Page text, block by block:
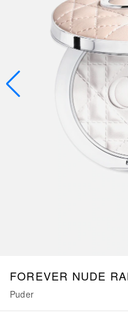
FOREVER NUDE
Puder